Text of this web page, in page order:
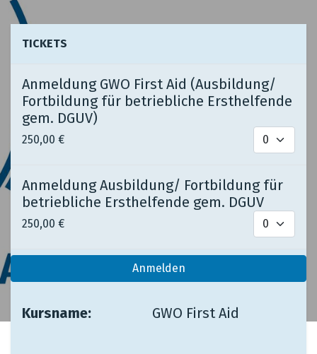
TICKETS
Anmeldung GWO First Aid (Ausbildung/
Fortbildung für betriebliche Ersthelfende
gem. DGUV)
250,00 €
Anmeldung Ausbildung/ Fortbildung für
betriebliche Ersthelfende gem. DGUV
250,00 €
Anmelden
Kursname: ​GWO First Aid